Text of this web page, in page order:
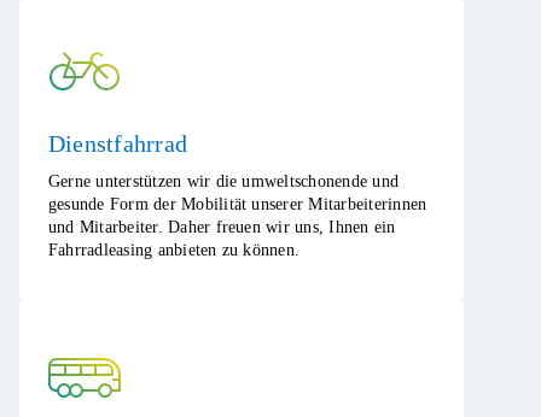
Dienstfahrrad​
​Gerne unterstützen wir die umweltschonende und
gesunde Form der Mobilität unserer Mitarbeiterinnen
und Mitarbeiter. Daher freuen wir uns, Ihnen ein
Fahrradleasing anbieten zu können.